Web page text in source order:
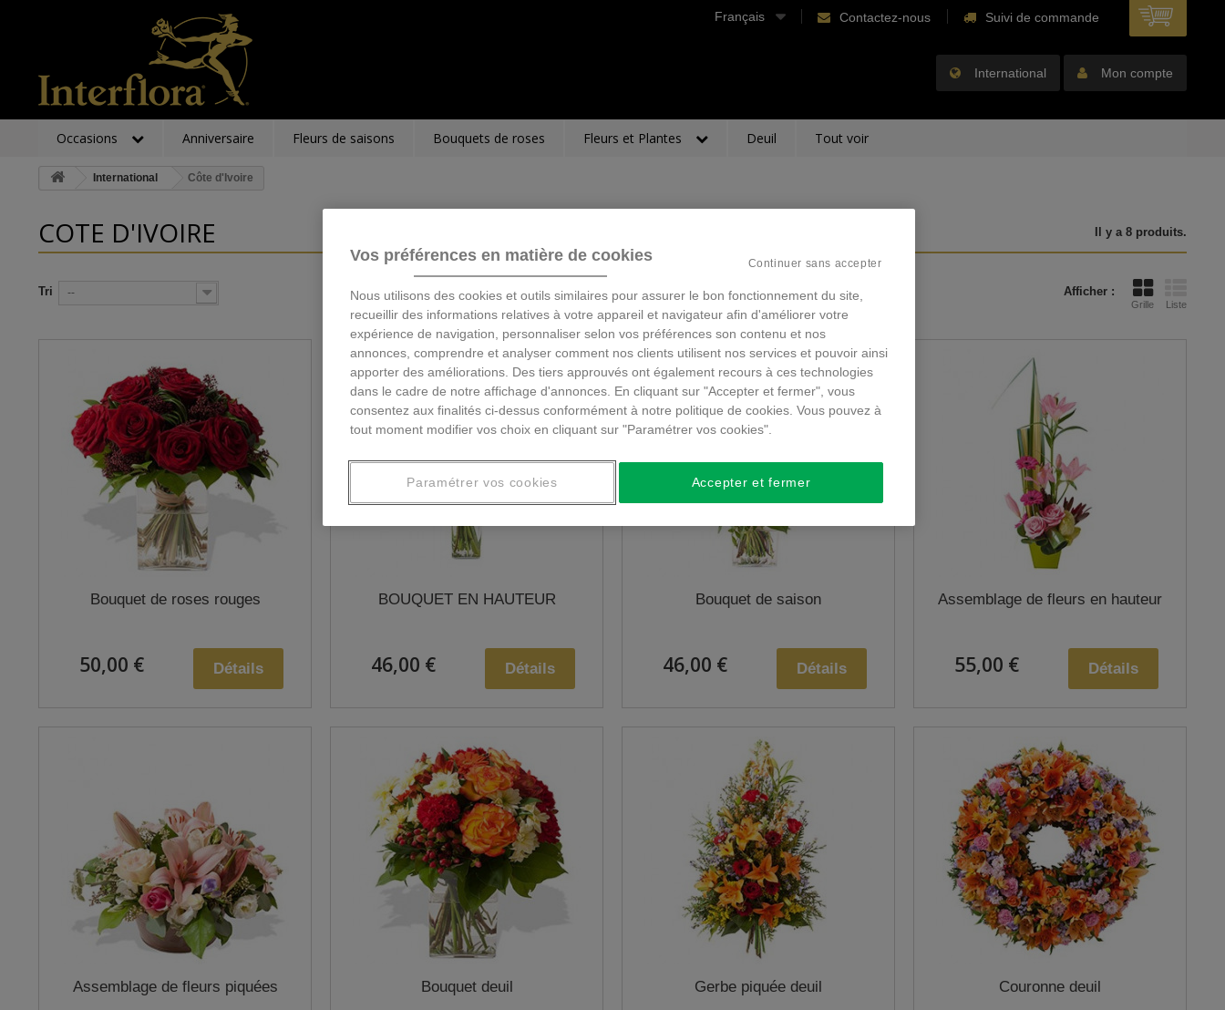
Français Contactez-nous Suivi de commande
International Mon compte
Occasions Anniversaire Fleurs de saisons Bouquets de roses Fleurs et Plantes Deuil Tout voir
International Côte d'Ivoire
CÔTE D'IVOIRE Il y a 8 produits.
Afficher :
Grille Liste
Tri --
Bouquet de roses rouges
50,00 € Détails
BOUQUET EN HAUTEUR
46,00 € Détails
Bouquet de saison
46,00 € Détails
Assemblage de fleurs en hauteur
55,00 € Détails
Assemblage de fleurs piquées Bouquet deuil Gerbe piquée deuil Couronne deuil
Vos préférences en matière de cookies
Nous utilisons des cookies et outils similaires pour assurer le bon fonctionnement du site,
recueillir des informations relatives à votre appareil et navigateur afin d'améliorer votre
expérience de navigation, personnaliser selon vos préférences son contenu et nos
annonces, comprendre et analyser comment nos clients utilisent nos services et pouvoir ainsi
apporter des améliorations. Des tiers approuvés ont également recours à ces technologies
dans le cadre de notre affichage d'annonces. En cliquant sur "Accepter et fermer", vous
consentez aux finalités ci-dessus conformément à notre politique de cookies. Vous pouvez à
tout moment modifier vos choix en cliquant sur "Paramétrer vos cookies".
Continuer sans accepter
Accepter et fermer
Paramétrer vos cookies